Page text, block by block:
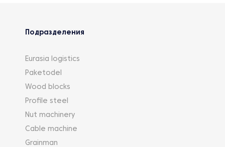
Подразделения
Eurasia logistics
Paketodel
Wood blocks
Profile steel
Nut machinery
Cable machine
Grainman